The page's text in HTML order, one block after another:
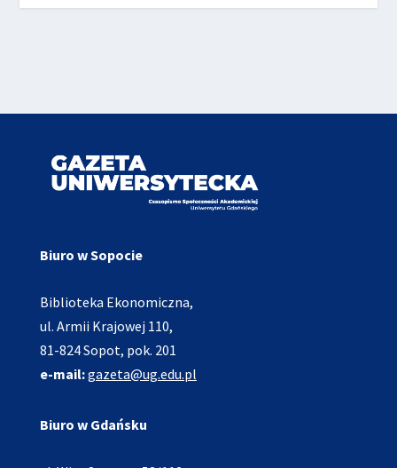
Biuro w Sopocie
Biblioteka Ekonomiczna,
ul. Armii Krajowej 110,
81-824 Sopot, pok. 201
e-mail:gazeta@ug.edu.pl
Biuro w Gdańsku